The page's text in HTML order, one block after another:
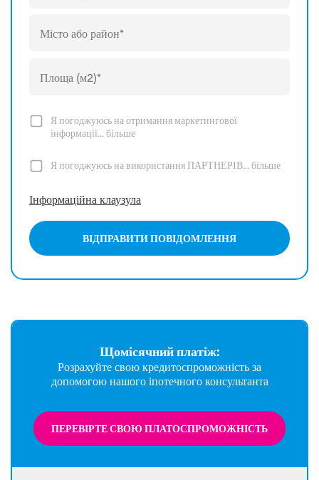
Я погоджуюсь на отримання маркетингової
інформації...більше
Я погоджуюсь на використання ПАРТНЕРІВ...більше
Інформаційна клаузула
ВІДПРАВИТИ ПОВІДОМЛЕННЯ
Щомісячний платіж:
Розрахуйте свою кредитоспроможність за
допомогою нашого іпотечного консультанта
ПЕРЕВІРТЕ СВОЮ ПЛАТОСПРОМОЖНІСТЬ